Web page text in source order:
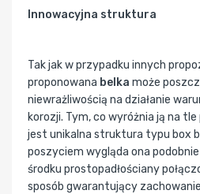
Innowacyjna struktura
Tak jak w przypadku innych
proponowana belka może
niewrażliwością na działanie
korozji. Tym, co wyróżnia ją na
jest unikalna struktura typu box
poszyciem wygląda ona
środku prostopadłościany
sposób gwarantujący